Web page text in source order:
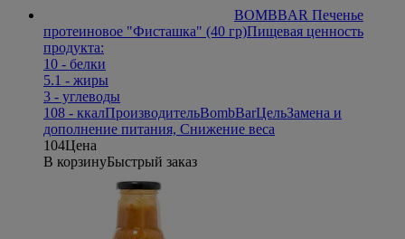
BOMBBAR Печенье
протеиновое "Фисташка" (40 гр)Пищевая ценность
продукта:
10 - белки
5.1 - жиры
3 - углеводы
108 - ккалПроизводительBombBarЦельЗамена и
дополнение питания, Снижение веса
104Цена
В корзинуБыстрый заказ